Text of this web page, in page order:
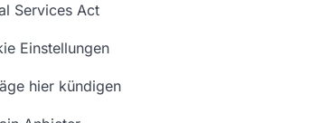
Services Act
Einstellungen
hier kündigen